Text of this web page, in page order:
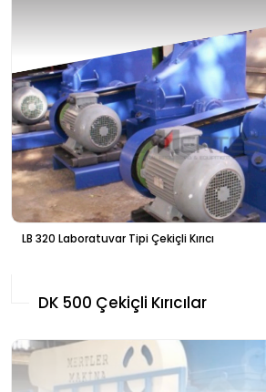
LB 320 Laboratuvar Tipi Çekiçli Kırıcı
DK 500 Çekiçli Kırıcılar